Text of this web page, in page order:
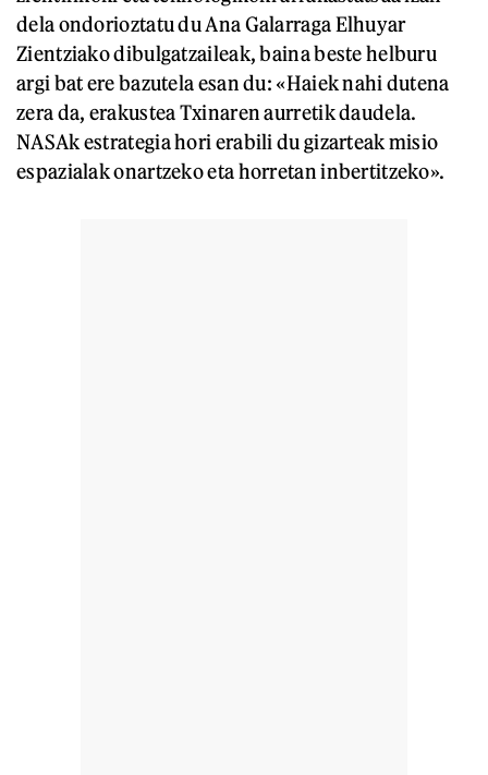
dela ondorioztatu du Ana Galarraga Elhuyar
Zientziako dibulgatzaileak, baina beste helburu
argi bat ere bazutela esan du: «Haiek nahi dutena
zera da, erakustea Txinaren aurretik daudela.
NASAk estrategia hori erabili du gizarteak misio
espazialak onartzeko eta horretan inbertitzeko».